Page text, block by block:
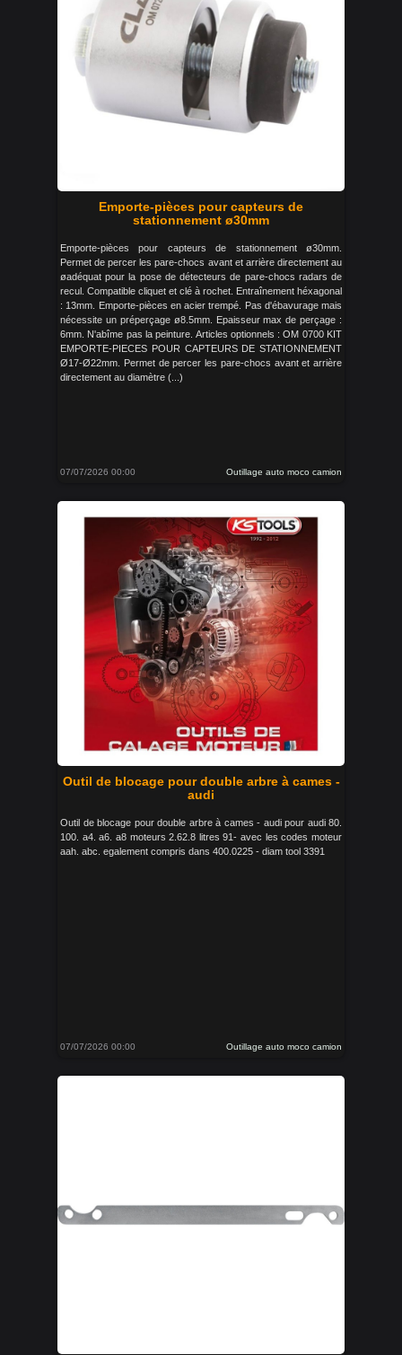
Emporte-pièces pour capteurs de
stationnement ø30mm
Emporte-pièces pour capteurs de stationnement ø30mm.
Permet de percer les pare-chocs avant et arrière directement au
øadéquat pour la pose de détecteurs de pare-chocs radars de
recul. Compatible cliquet et clé à rochet. Entraînement héxagonal
: 13mm. Emporte-pièces en acier trempé. Pas d'ébavurage mais
nécessite un préperçage ø8.5mm. Epaisseur max de perçage :
6mm. N'abîme pas la peinture. Articles optionnels : OM 0700 KIT
EMPORTE-PIECES POUR CAPTEURS DE STATIONNEMENT
Ø17-Ø22mm. Permet de percer les pare-chocs avant et arrière
directement au diamètre (...)
07/07/2026 00:00 Outillage auto moco camion
Outil de blocage pour double arbre à cames -
audi
Outil de blocage pour double arbre à cames - audi pour audi 80.
100. a4. a6. a8 moteurs 2.62.8 litres 91- avec les codes moteur
aah. abc. egalement compris dans 400.0225 - diam tool 3391
07/07/2026 00:00 Outillage auto moco camion